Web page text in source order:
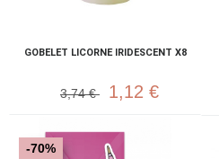
GOBELET LICORNE IRIDESCENT X8
3,74 € 1,12 €
-70%